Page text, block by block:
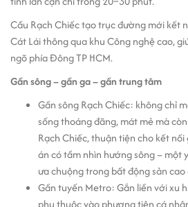
Cầu Rạch Chiếc tạo trục đường mới kết
Cát Lái thông qua khu Công nghệ cao,
ngõ phía Đông TP HCM.
Gần sông – gần ga – gần trung tâm
Gần sông Rạch Chiếc: không chỉ
sống thoáng đãng, mát mẻ mà
Rạch Chiếc, thuận tiện cho kết
án có tầm nhìn hướng sông – một
ưa chuộng trong bất động sản cao
Gần tuyến Metro: Gắn liền với xu
phụ thuộc vào phương tiện cá